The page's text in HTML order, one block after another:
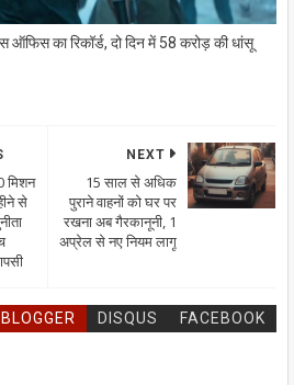
ऑफिस का रिकॉर्ड, दो दिन में 58 करोड़ की धांसू
NEXT
15 साल से अधिक
पुराने वाहनों को घर पर
रखना अब गैरकानूनी, 1
अप्रेल से नए नियम लागू
मिशन
से
BLOGGER DISQUS FACEBOOK